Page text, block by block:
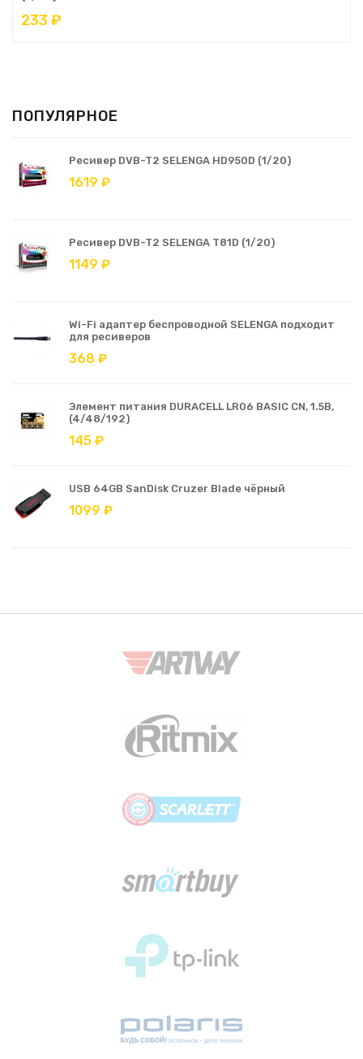
233 ₽
ПОПУЛЯРНОЕ
Ресивер DVB-T2 SELENGA HD950D (1/20)
1619 ₽
Ресивер DVB-T2 SELENGA T81D (1/20)
1149 ₽
Wi-Fi адаптер беспроводной SELENGA подходит
для ресиверов
368 ₽
Элемент питания DURACELL LR06 BASIC CN, 1.5В,
(4/48/192)
145 ₽
USB 64GB SanDisk Cruzer Blade чёрный
1099 ₽